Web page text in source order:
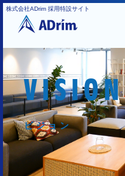
株式会社ADrim 採用特設サイト
VISION
ビジョン